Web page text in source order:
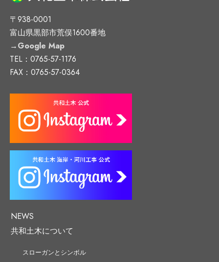
〒938-0001
富山県黒部市荒俣1600番地
→Google Map
TEL：0765-57-1176
FAX：0765-57-0364
NEWS
共和土木について
スローガンとシンボル